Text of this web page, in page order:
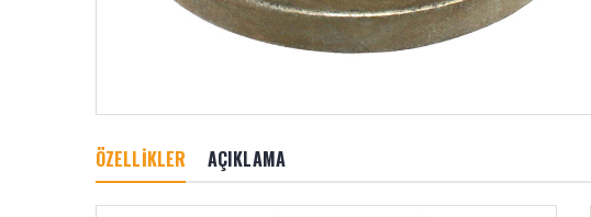
ÖZELLİKLER AÇIKLAMA